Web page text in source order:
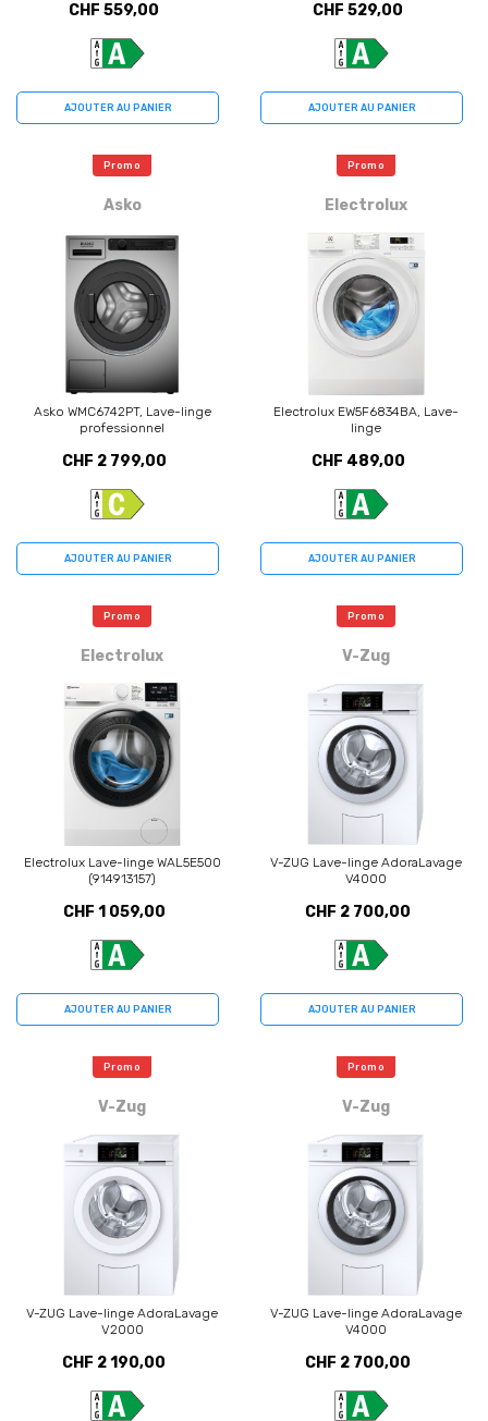
CHF 559,00
AJOUTER AU PANIER
CHF 529,00
AJOUTER AU PANIER
Promo
Asko
Asko WMC6742PT, Lave-linge
professionnel
CHF 2 799,00
AJOUTER AU PANIER
Promo
Electrolux
Electrolux EW5F6834BA, Lave-
linge
CHF 489,00
AJOUTER AU PANIER
Promo
Electrolux
Electrolux Lave-linge WAL5E500
(914913157)
CHF 1 059,00
AJOUTER AU PANIER
Promo
V-Zug
V-ZUG Lave-linge AdoraLavage
V4000
CHF 2 700,00
AJOUTER AU PANIER
Promo
V-Zug
V-ZUG Lave-linge AdoraLavage
V2000
CHF 2 190,00
Promo
V-Zug
V-ZUG Lave-linge AdoraLavage
V4000
CHF 2 700,00